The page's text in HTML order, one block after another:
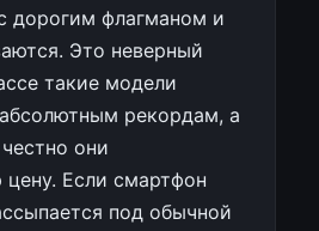
дорогим флагманом и
Это неверный
такие модели
рекордам, а
они
Если смартфон
под обычной